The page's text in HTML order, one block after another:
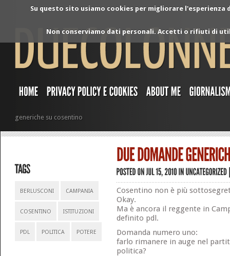
Su questo sito usiamo cookies per migliorare
Non conserviamo dati personali. Accetti o rifiuti di
generiche su cosentino
BERLUSCONI CAMPANIA
COSENTINO ISTITUZIONI
PDL POLITICA POTERE
Cosentino non è più
Okay.
Ma è ancora il reggente in
definito pdl.
Domanda numero uno:
farlo rimanere in auge nel
politica?